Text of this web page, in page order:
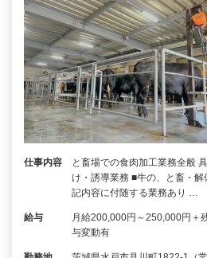
仕事内容
と畜場での食肉加工業務全般
け・誘導業務 ■牛の、と畜・
記内容に付随する業務あり …
給与
月給200,000円～250,000円＋
与変動有